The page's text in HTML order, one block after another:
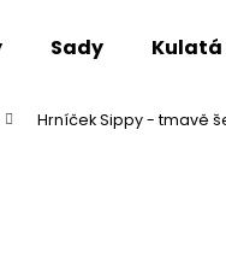
Sady
Hrníček Sippy - tmavě
Co